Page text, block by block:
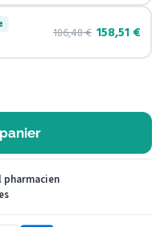
186,48€ 158,51 €
pharmacien